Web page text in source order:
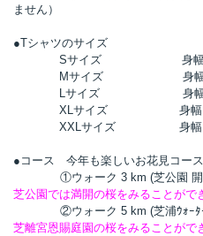
ません）
●Tシャツのサイズ
Sサイズ 身幅４
Mサイズ 身幅５
Lサイズ 身幅５
XLサイズ 身幅５
XXLサイズ 身幅６
●コース 今年も楽しいお花見コー
①ウォーク 3 km (芝公園 開
芝公園では満開の桜をみることがで
②ウォーク 5 km (芝浦ｳｫｰﾀｰﾌ
芝離宮恩賜庭園の桜をみることがで